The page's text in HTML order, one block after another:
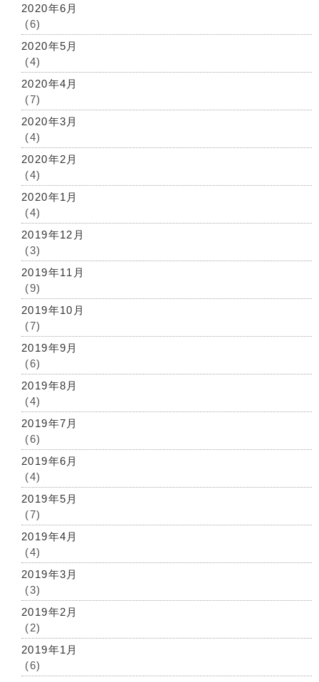
2020年6月
(6)
2020年5月
(4)
2020年4月
(7)
2020年3月
(4)
2020年2月
(4)
2020年1月
(4)
2019年12月
(3)
2019年11月
(9)
2019年10月
(7)
2019年9月
(6)
2019年8月
(4)
2019年7月
(6)
2019年6月
(4)
2019年5月
(7)
2019年4月
(4)
2019年3月
(3)
2019年2月
(2)
2019年1月
(6)